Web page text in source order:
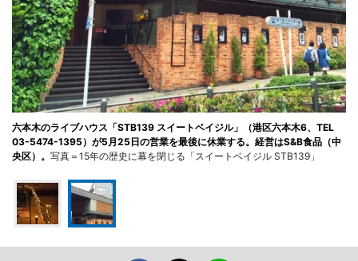
六本木のライブハウス「STB139 スイートベイジル」（港区六本木6、TEL
03-5474-1395）が5月25日の営業を最後に休業する。経営はS&B食品（中
央区）。 写真＝15年の歴史に幕を閉じる「スイートベイジル STB139」